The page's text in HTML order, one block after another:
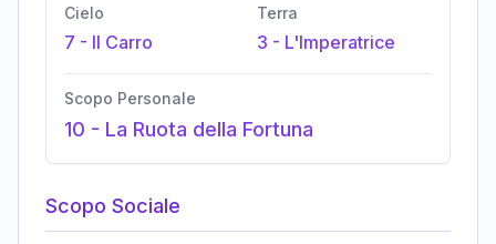
Cielo
7 - Il Carro
Terra
3 - L'Imperatrice
Scopo Personale
10 - La Ruota della Fortuna
Scopo Sociale